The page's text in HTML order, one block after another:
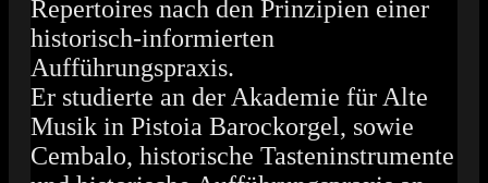
Repertoires nach den Prinzipien einer
historisch-informierten
Aufführungspraxis.
Er studierte an der Akademie für Alte
Musik in Pistoia Barockorgel, sowie
Cembalo, historische Tasteninstrumente